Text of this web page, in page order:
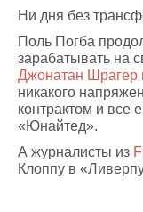
Ни дня без
Поль Погба
зарабатывать на
Джонатан Шрагер
никакого
контрактом и все
«Юнайтед».
А журналисты из
Клоппу в